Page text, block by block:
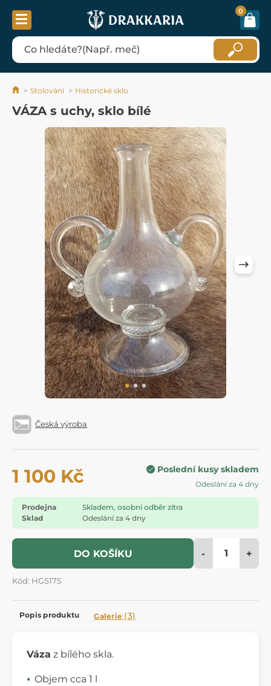
0
Stolování Historické sklo
VÁZA s uchy, sklo bílé
Česká výroba
1 100 Kč Poslední kusy skladem
Odeslání za 4 dny
Prodejna
Skladem, osobní odběr zítra
Sklad
Odeslání za 4 dny
DO KOŠÍKU - +
Kód: HGS175
Popis produktu Galerie (3)
Váza z bílého skla.
Objem cca 1 l